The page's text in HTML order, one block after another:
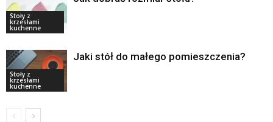
Stoły z
krzesłami
kuchenne
Stoły z
krzesłami
kuchenne
Jaki stół do małego pomieszczenia?